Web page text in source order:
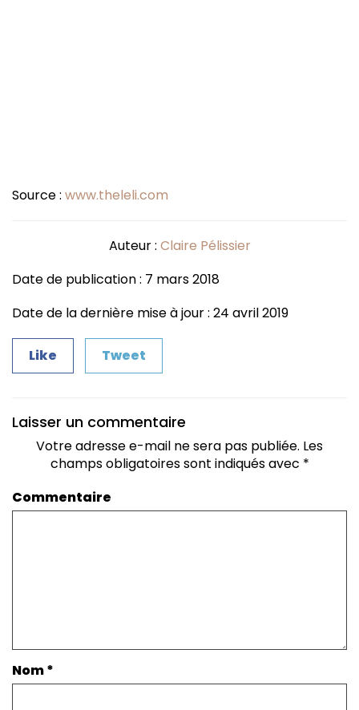
Source : www.theleli.com
Auteur : Claire Pélissier
Date de publication : 7 mars 2018
Date de la dernière mise à jour : 24 avril 2019
Like Tweet
Laisser un commentaire
Votre adresse e-mail ne sera pas publiée. Les
champs obligatoires sont indiqués avec *
Commentaire
Nom*